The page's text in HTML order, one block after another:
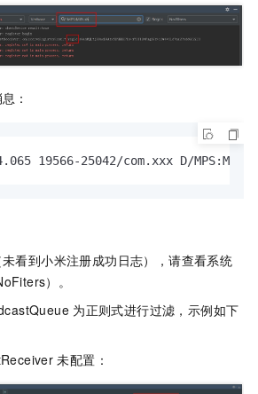
：
19566-25042/com.xxx D/
看到小米注册成功日志），请查看系统
）。
为正则式进行过滤，示例如下
未配置：